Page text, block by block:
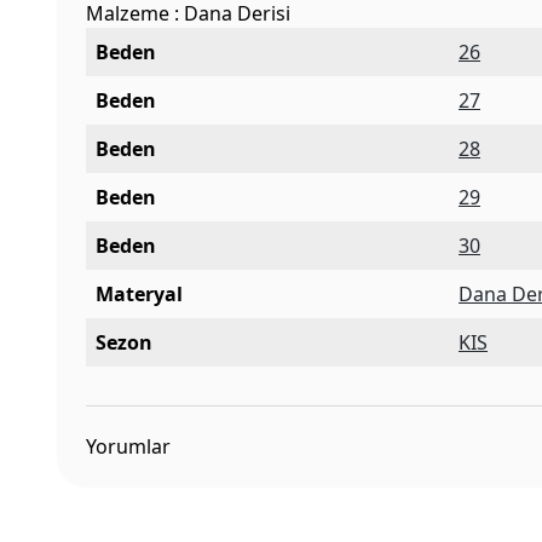
Malzeme : Dana Derisi
Beden
26
Beden
27
Beden
28
Beden
29
Beden
30
Materyal
Dana
Sezon
KIS
Yorumlar